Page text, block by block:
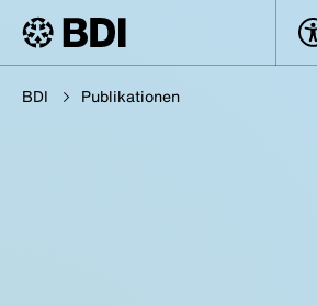
BDI Publikationen